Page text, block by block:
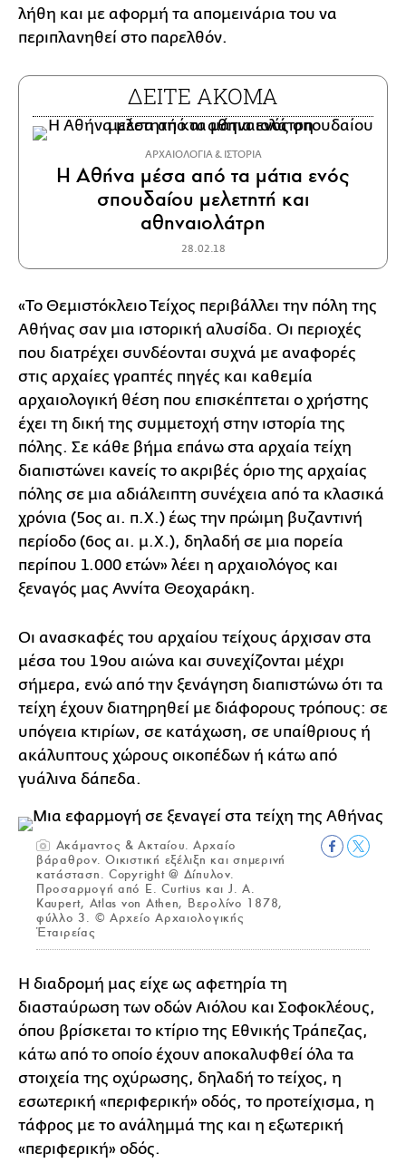
λήθη και με αφορμή τα απομεινάρια του να
περιπλανηθεί στο παρελθόν.
ΔΕΙΤΕ ΑΚΟΜΑ
ΑΡΧΑΙΟΛΟΓΙΑ & ΙΣΤΟΡΙΑ
Η Αθήνα μέσα από τα μάτια ενός
σπουδαίου μελετητή και
αθηναιολάτρη
28.02.18
«Το Θεμιστόκλειο Τείχος περιβάλλει την πόλη της
Αθήνας σαν μια ιστορική αλυσίδα. Οι περιοχές
που διατρέχει συνδέονται συχνά με αναφορές
στις αρχαίες γραπτές πηγές και καθεμία
αρχαιολογική θέση που επισκέπτεται ο χρήστης
έχει τη δική της συμμετοχή στην ιστορία της
πόλης. Σε κάθε βήμα επάνω στα αρχαία τείχη
διαπιστώνει κανείς το ακριβές όριο της αρχαίας
πόλης σε μια αδιάλειπτη συνέχεια από τα κλασικά
χρόνια (5ος αι. π.Χ.) έως την πρώιμη βυζαντινή
περίοδο (6ος αι. μ.Χ.), δηλαδή σε μια πορεία
περίπου 1.000 ετών» λέει η αρχαιολόγος και
ξεναγός μας Αννίτα Θεοχαράκη.
Οι ανασκαφές του αρχαίου τείχους άρχισαν στα
μέσα του 19ου αιώνα και συνεχίζονται μέχρι
σήμερα, ενώ από την ξενάγηση διαπιστώνω ότι τα
τείχη έχουν διατηρηθεί με διάφορους τρόπους: σε
υπόγεια κτιρίων, σε κατάχωση, σε υπαίθριους ή
ακάλυπτους χώρους οικοπέδων ή κάτω από
γυάλινα δάπεδα.
Ακάμαντος & Ακταίου. Αρχαίο
βάραθρον. Οικιστική εξέλιξη και σημερινή
κατάσταση. Copyright @ Δίπυλον.
Προσαρμογή από E. Curtius και J. A.
Kaupert, Atlas von Athen, Βερολίνο 1878,
φύλλο 3. © Αρχείο Αρχαιολογικής
Ἑταιρείας
Η διαδρομή μας είχε ως αφετηρία τη
διασταύρωση των οδών Αιόλου και Σοφοκλέους,
όπου βρίσκεται το κτίριο της Εθνικής Τράπεζας,
κάτω από το οποίο έχουν αποκαλυφθεί όλα τα
στοιχεία της οχύρωσης, δηλαδή το τείχος, η
εσωτερική «περιφερική» οδός, το προτείχισμα, η
τάφρος με το ανάλημμά της και η εξωτερική
«περιφερική» οδός.